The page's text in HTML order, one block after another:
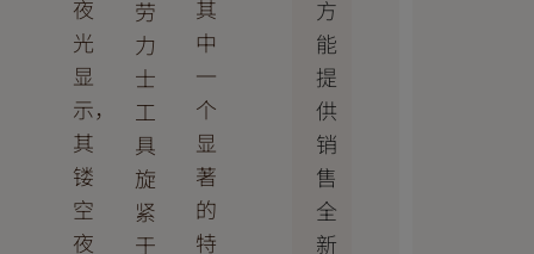
夜
光
显
示，
其
镂
空
夜
劳
力
士
工
具
旋
紧
于
其
中
一
个
显
著
的
特
方
能
提
供
销
售
全
新